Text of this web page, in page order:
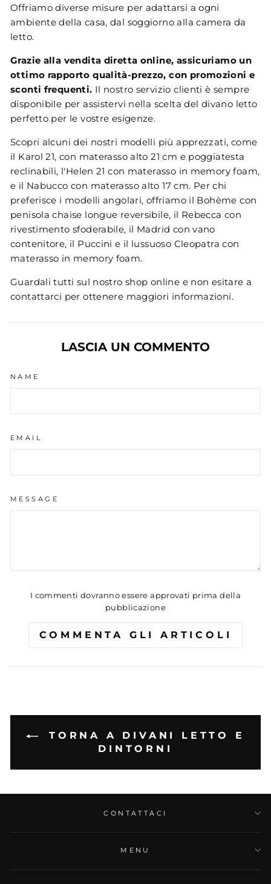
Offriamo diverse misure per adattarsi a ogni
ambiente della casa, dal soggiorno alla camera da
letto.
Grazie alla vendita diretta online, assicuriamo un
ottimo rapporto qualità-prezzo, con promozioni e
sconti frequenti. Il nostro servizio clienti è sempre
disponibile per assistervi nella scelta del divano letto
perfetto per le vostre esigenze.
Scopri alcuni dei nostri modelli più apprezzati, come
il Karol 21, con materasso alto 21 cm e poggiatesta
reclinabili, l'Helen 21 con materasso in memory foam,
e il Nabucco con materasso alto 17 cm. Per chi
preferisce i modelli angolari, offriamo il Bohème con
penisola chaise longue reversibile, il Rebecca con
rivestimento sfoderabile, il Madrid con vano
contenitore, il Puccini e il lussuoso Cleopatra con
materasso in memory foam.
Guardali tutti sul nostro shop online e non esitare a
contattarci per ottenere maggiori informazioni.
LASCIA UN COMMENTO
NAME
EMAIL
MESSAGE
I commenti dovranno essere approvati prima della
pubblicazione
COMMENTA GLI ARTICOLI
TORNA A DIVANI LETTO E
DINTORNI
CONTATTACI
MENU